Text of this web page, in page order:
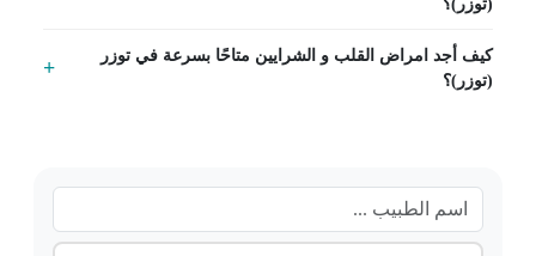
كيف أجد امراض القلب و الشرايين متاحًا بسرعة في توزر
(توزر)؟